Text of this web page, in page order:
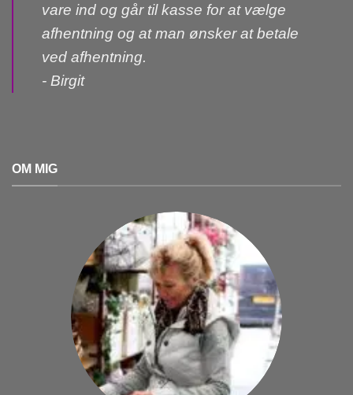
vare ind og går til kasse for at vælge
afhentning og at man ønsker at betale
ved afhentning.
- Birgit
OM MIG